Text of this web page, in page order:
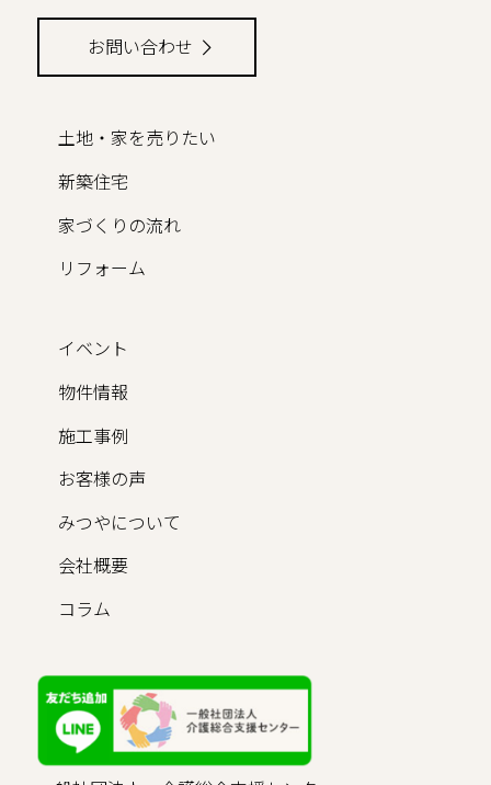
お問い合わせ
土地・家を売りたい
新築住宅
家づくりの流れ
リフォーム
イベント
物件情報
施工事例
お客様の声
みつやについて
会社概要
コラム